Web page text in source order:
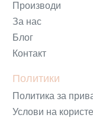
Производи
За нас
Блог
Контакт
Политики
Политика за
Услови на